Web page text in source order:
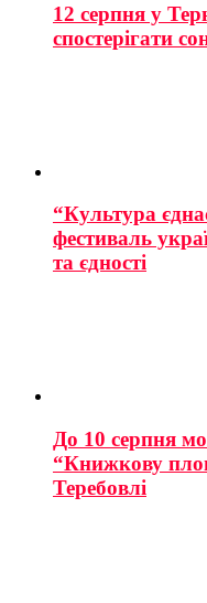
12 серпня у
спостерігати
“Культура
фестиваль
та єдності
До 10 серпня
“Книжкову
Теребовлі